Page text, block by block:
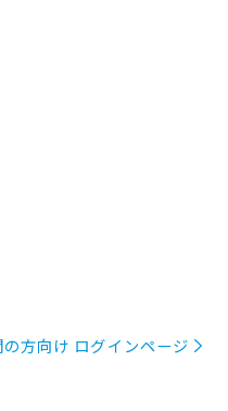
方向け ログインページ